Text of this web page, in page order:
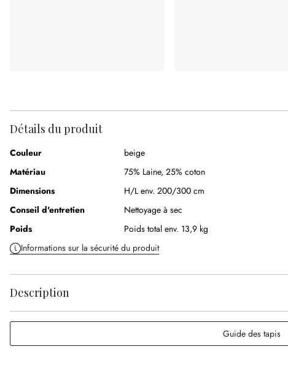
Détails du produit
Couleur
beige
Matériau
75% Laine, 25% coton
Dimensions
H/L env. 200/300 cm
Conseil d'entretien
Nettoyage à sec
Poids
Poids total env. 13,9 kg
Informations sur la sécurité du produit
Description
Guide des tapis